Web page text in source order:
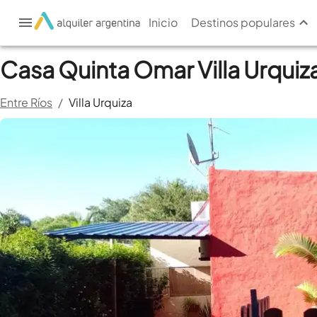
Inicio Destinos populares
Casa Quinta Omar Villa
Entre Ríos / Villa Urquiza